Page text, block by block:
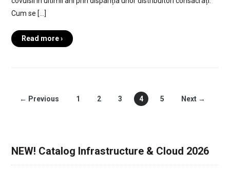
Cum se […]
Read more ›
← Previous 1 2 3 4 5 Next →
NEW! Catalog Infrastructure & Cloud 2026